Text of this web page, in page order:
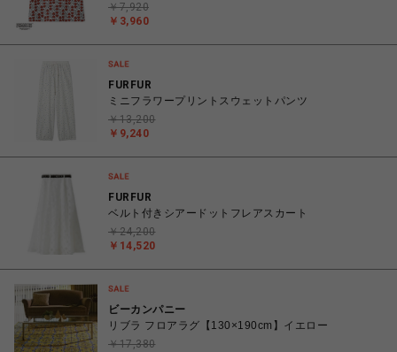
￥3,960
￥7,920
FURFUR
ミニフラワープリントスウェットパンツ
￥9,240
￥13,200
FURFUR
ベルト付きシアードットフレアスカート
￥14,520
￥24,200
ビーカンパニー
リブラ フロアラグ【130×190cm】イエロー
￥17,380